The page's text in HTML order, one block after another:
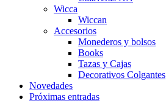
Wicca
Wiccan
Accesorios
Monederos y bolsos
Books
Tazas y Cajas
Decorativos Colgantes
Novedades
Próximas entradas